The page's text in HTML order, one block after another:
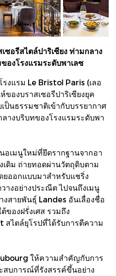
ซอรีสไตล์ปาริเซียง ท่ามกลาง
องโรงแรมระดับพาเลซ
งแรม Le Bristol Paris (เลอ
องบราสเซอรีปาริเซียงยุค
ป็นธรรมชาติเข้ากับบรรยากาศ
างบริบทของโรงแรมระดับพา
อเมนูใหม่ที่ยึดรากฐานจากอา
เดิม ถ่ายทอดผ่านวัตถุดิบตาม
ออกแบบมาสำหรับแชริ่ง
างอย่างประณีต ไปจนถึงเมนู
งสายพันธุ์ Landes อันเลื่องชื่อ
ของฝรั่งเศส รวมถึง
ไตล์ยุโรปที่ได้รับการตีความ
ให้ความสำคัญกับการ
สบการณ์ที่รังสรรค์ขึ้นอย่าง